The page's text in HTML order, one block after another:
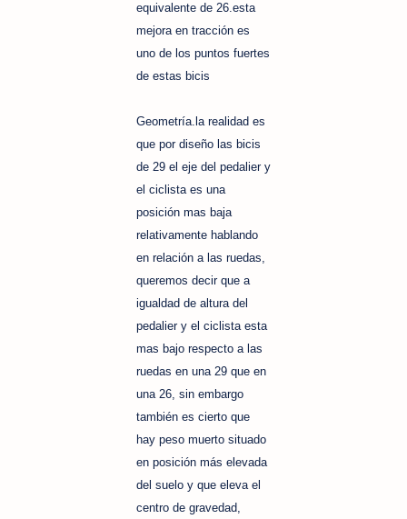
equivalente de 26.esta
mejora en tracción es
uno de los puntos fuertes
de estas bicis
Geometría.la realidad es
que por diseño las bicis
de 29 el eje del pedalier y
el ciclista es una
posición mas baja
relativamente hablando
en relación a las ruedas,
queremos decir que a
igualdad de altura del
pedalier y el ciclista esta
mas bajo respecto a las
ruedas en una 29 que en
una 26, sin embargo
también es cierto que
hay peso muerto situado
en posición más elevada
del suelo y que eleva el
centro de gravedad,